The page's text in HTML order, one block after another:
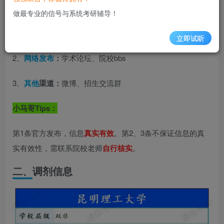
一、来源说明
2、网络发布：学术论坛、院校bbs
3、 其他渠道： 微博、招生交流群
小马哥Tips：
第1条官方发布，信息真实有效。第2、3条不保证信息的真
实有效性，需联系院校老师自行核实。
二、 调剂信息
做最专业的信号与系统考研辅导！
立即试听